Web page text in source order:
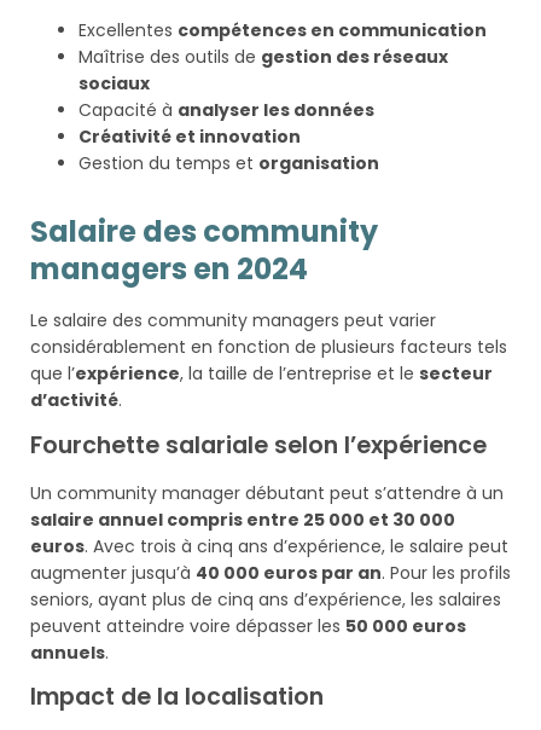
Excellentes compétences en communication
Maîtrise des outils de gestion des réseaux
sociaux
Capacité à analyser les données
Créativité et innovation
Gestion du temps et organisation
Salaire des community
managers en 2024
Le salaire des community managers peut varier
considérablement en fonction de plusieurs facteurs tels
que l’expérience, la taille de l’entreprise et le secteur
d’activité.
Fourchette salariale selon l’expérience
Un community manager débutant peut s’attendre à un
salaire annuel compris entre 25 000 et 30 000
euros. Avec trois à cinq ans d’expérience, le salaire peut
augmenter jusqu’à 40 000 euros par an. Pour les profils
seniors, ayant plus de cinq ans d’expérience, les salaires
peuvent atteindre voire dépasser les 50 000 euros
annuels.
Impact de la localisation